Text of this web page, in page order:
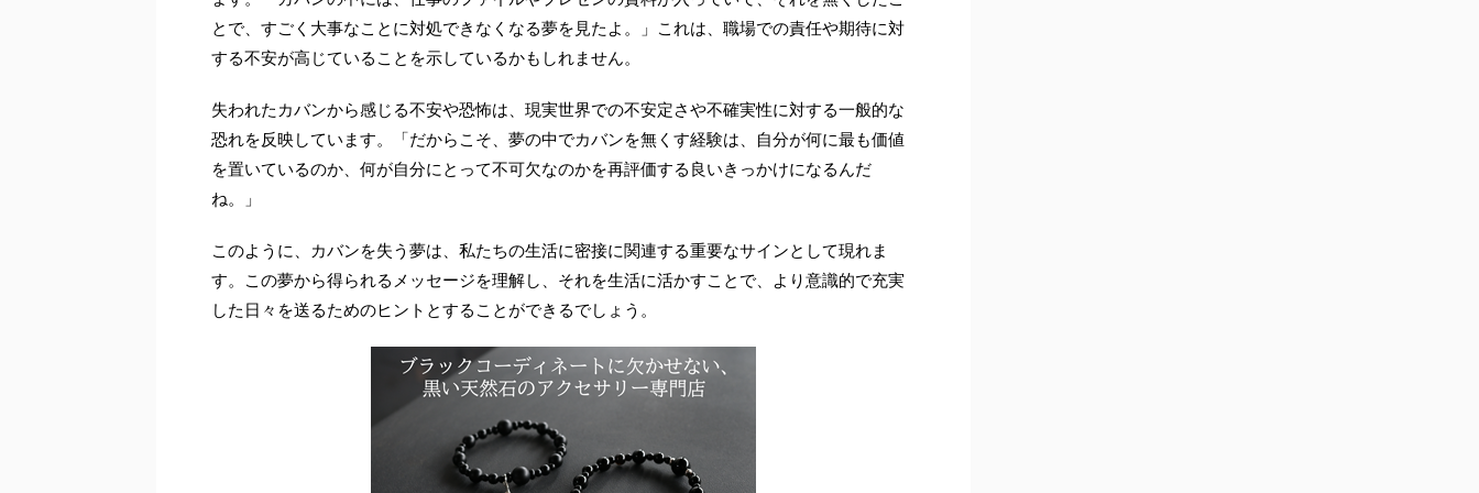
とで、すごく大事なことに対処できなくなる夢を見たよ。」これは、職場での責任や期待に対
する不安が高じていることを示しているかもしれません。
失われたカバンから感じる不安や恐怖は、現実世界での不安定さや不確実性に対する一般的な
恐れを反映しています。「だからこそ、夢の中でカバンを無くす経験は、自分が何に最も価値
を置いているのか、何が自分にとって不可欠なのかを再評価する良いきっかけになるんだ
ね。」
このように、カバンを失う夢は、私たちの生活に密接に関連する重要なサインとして現れま
す。この夢から得られるメッセージを理解し、それを生活に活かすことで、より意識的で充実
した日々を送るためのヒントとすることができるでしょう。